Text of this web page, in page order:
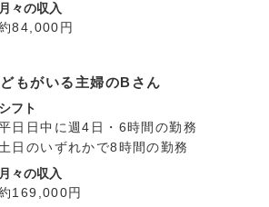
月々の収入
84,000円
もがいる主婦のBさん
シフト
日日中に週4日・6時間の勤務
土日のいずれかで8時間の勤務
月々の収入
169,000円